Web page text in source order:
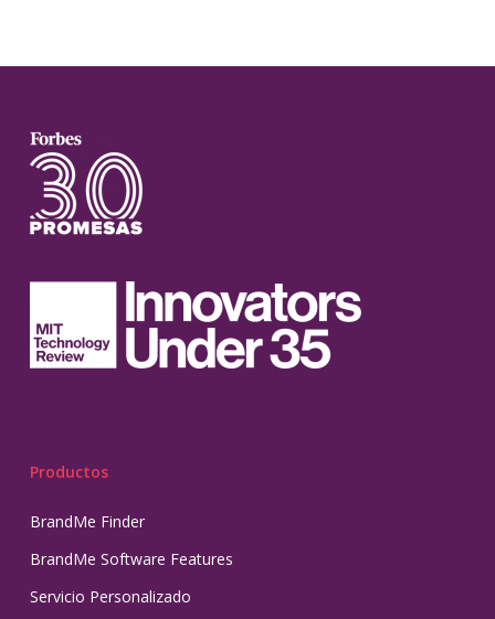
Productos
BrandMe Finder
BrandMe Software Features
Servicio Personalizado